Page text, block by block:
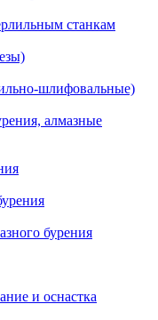
станкам
шлифовальные)
алмазные
бурения
и оснастка